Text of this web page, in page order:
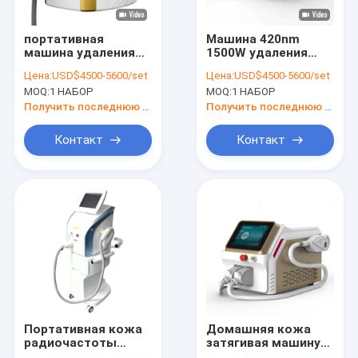
портативная
машина удаления
480nm для лицевой
поднимаясь кожи
Цена:USD$4500-5600/set
MOQ:1 НАБОР
Контакт
Машина 420nm
1500W удаления
подмолаживания
кожи CE
Цена:USD$4500-5600/set
MOQ:1 НАБОР
Контакт
Портативная кожа
радиочастоты
Домашняя кожа
затягивая машину